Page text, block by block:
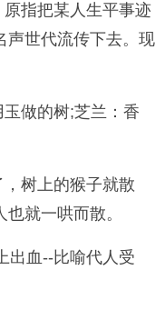
指把某人生平事迹
声世代流传下去。现
做的树;芝兰：香
树上的猴子就散
就一哄而散。
血--比喻代人受